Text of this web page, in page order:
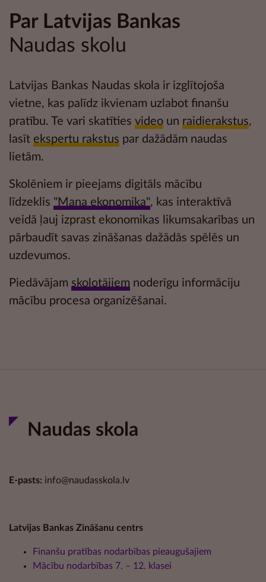
Par Latvijas Bankas
Naudas skolu
Latvijas Bankas Naudas skola ir izglītojoša
vietne, kas palīdz ikvienam uzlabot finanšu
pratību. Te vari skatīties video un raidierakstus,
lasīt ekspertu rakstus par dažādām naudas
lietām.
Skolēniem ir pieejams digitāls mācību
līdzeklis "Mana ekonomika", kas interaktīvā
veidā ļauj izprast ekonomikas likumsakarības un
pārbaudīt savas zināšanas dažādās spēlēs un
uzdevumos.
Piedāvājam skolotājiem noderīgu informāciju
mācību procesa organizēšanai.
Naudas skola
E-pasts: info@naudasskola.lv
Latvijas Bankas Zināšanu centrs
Finanšu pratības nodarbības pieaugušajiem
Mācību nodarbības 7. – 12. klasei